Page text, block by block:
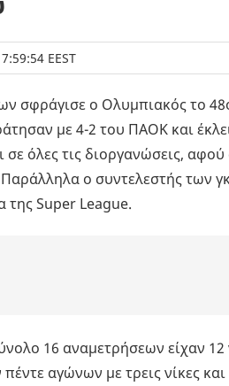
EEST
σφράγισε ο Ολυμπιακός το
με 4-2 του ΠΑΟΚ και
όλες τις διοργανώσεις,
Παράλληλα ο συντελεστής των
της Super League.
16 αναμετρήσεων είχαν 12
αγώνων με τρεις νίκες